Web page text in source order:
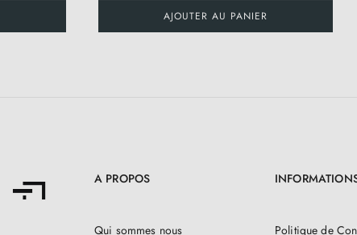
AJOUTER AU PANIER
A PROPOS
Qui sommes nous Politique de